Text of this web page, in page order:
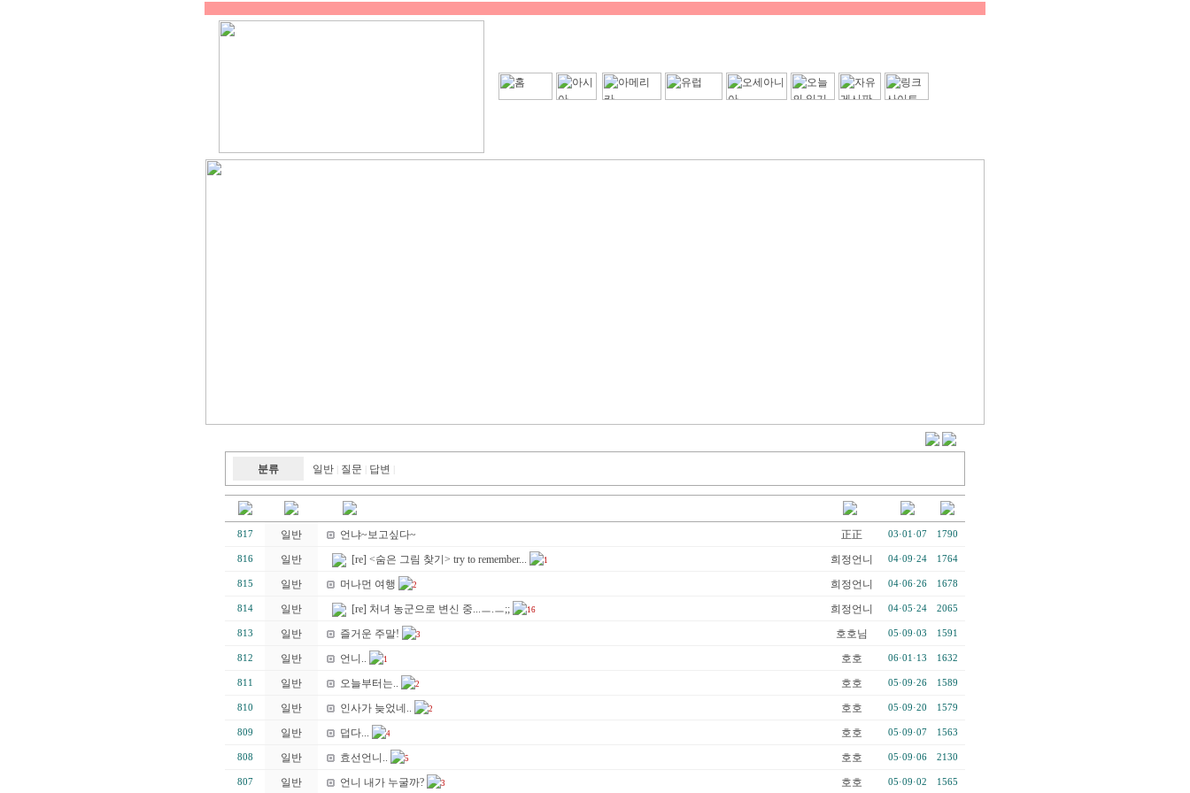
분류 일반 질문 답변
817 일반 언냐~보고싶다~ 正正 03·01·07 1790
816 일반 [re] <숨은 그림 찾기> try to remember... 1 희정언니 04·09·24 1764
815 일반 머나먼 여행 2 희정언니 04·06·26 1678
814 일반 [re] 처녀 농군으로 변신 중...ㅡ.ㅡ;; 16 희정언니 04·05·24 2065
813 일반 즐거운 주말! 3 호호님 05·09·03 1591
812 일반 언니.. 1 호호 06·01·13 1632
811 일반 오늘부터는.. 2 호호 05·09·26 1589
810 일반 인사가 늦었네.. 2 호호 05·09·20 1579
809 일반 덥다... 4 호호 05·09·07 1563
808 일반 효선언니.. 5 호호 05·09·06 2130
807 일반 언니 내가 누굴까? 3 호호 05·09·02 1565